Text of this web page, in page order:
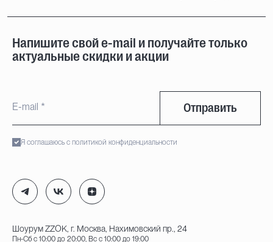
Напишите свой e-mail и получайте только
актуальные скидки и акции
Отправить
Я соглашаюсь с политикой конфиденциальности
Шоурум ZZOK, г. Москва, Нахимовский пр., 24
Пн-Сб с 10:00 до 20:00, Вс с 10:00 до 19:00